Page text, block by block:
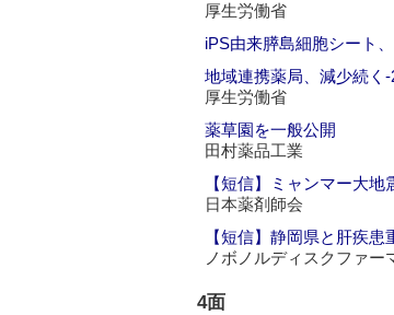
厚生労働省
iPS由来膵島細胞シート
地域連携薬局、減少続く
厚生労働省
薬草園を一般公開
田村薬品工業
【短信】ミャンマー大
日本薬剤師会
【短信】静岡県と肝疾
ノボノルディスクファー
4面